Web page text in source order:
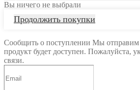
Вы ничего не выбрали
Продолжить покупки
Сообщить о поступлении Мы отправим
продукт будет доступен. Пожалуйста,
связи.